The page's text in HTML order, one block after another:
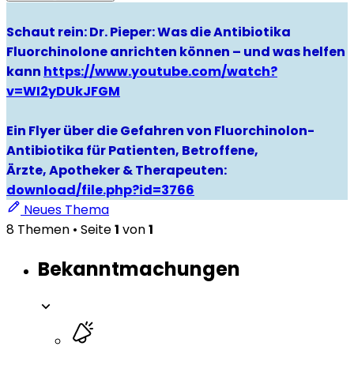
Schaut rein: Dr. Pieper: Was die Antibiotika
Fluorchinolone anrichten können – und was helfen
kann https://www.youtube.com/watch?
v=WI2yDUkJFGM
Ein Flyer über die Gefahren von Fluorchinolon-
Antibiotika für Patienten, Betroffene,
Ärzte, Apotheker & Therapeuten:
download/file.php?id=3766
Neues Thema
8 Themen • Seite1 von1
Bekanntmachungen